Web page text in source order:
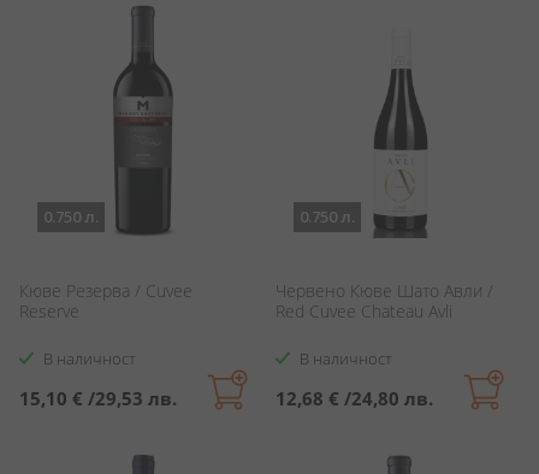
0.750 л.
Кюве Резерва / Cuvee
Reserve
В наличност
15,10 € /29,53 лв.
0.750 л.
Червено Кюве Шато Авли /
Red Cuvee Chateau Avli
В наличност
12,68 € /24,80 лв.